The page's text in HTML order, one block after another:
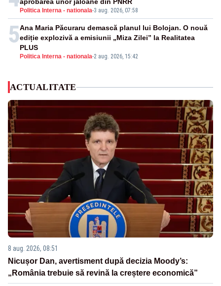
Politica Interna - nationala-3 aug. 2026, 07:58
5
Politica Interna - nationala-2 aug. 2026, 15:42
Ana Maria Păcuraru demască planul lui Bolojan. O nouă
ediție explozivă a emisiunii „Miza Zilei” la Realitatea
PLUS
ACTUALITATE
8 aug. 2026, 08:51
Nicușor Dan, avertisment după decizia Moody’s:
„România trebuie să revină la creștere economică”